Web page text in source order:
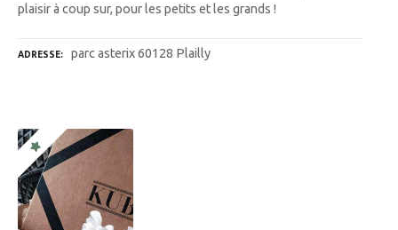
plaisir à coup sur, pour les petits et les grands !
ADRESSE parc asterix 60128 Plailly